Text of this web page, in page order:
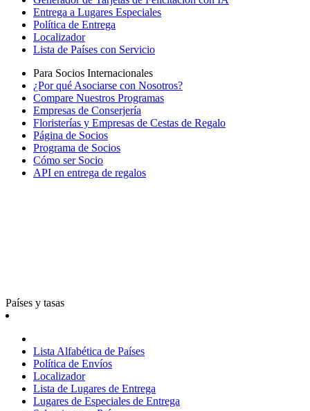
Entrega a Lugares Especiales
Política de Entrega
Localizador
Lista de Países con Servicio
Para Socios Internacionales
¿Por qué Asociarse con Nosotros?
Compare Nuestros Programas
Empresas de Conserjería
Floristerías y Empresas de Cestas de Regalo
Página de Socios
Programa de Socios
Cómo ser Socio
API en entrega de regalos
Países y tasas
Lista Alfabética de Países
Política de Envíos
Localizador
Lista de Lugares de Entrega
Lugares de Especiales de Entrega